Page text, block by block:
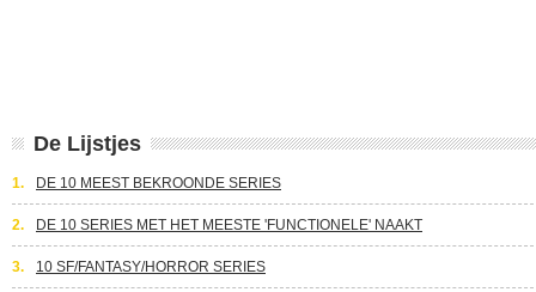
De Lijstjes
1. DE 10 MEEST BEKROONDE SERIES
2. DE 10 SERIES MET HET MEESTE 'FUNCTIONELE' NAAKT
3. 10 SF/FANTASY/HORROR SERIES